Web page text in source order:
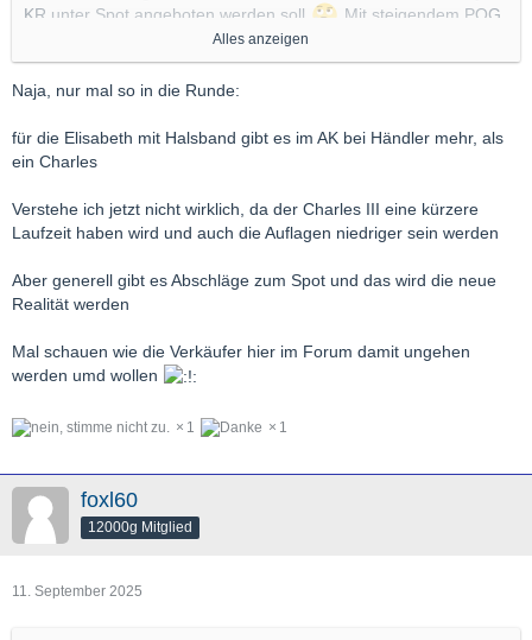
KR unter Spot angeboten werden soll
Mit steigendem POG
reduzieren sich auf jeden Fall Sammleraufschläge, aber warum
diese ehemals mit Aufschlag versehenen Kaiserreich-Münzen
nun unterPOG gehandelt werden sollen, erschließt sich mir
Elisabeth II usw.) gibt es ja weiterhin. Im Vergleich wird man
immer zu den Willis greifen oder? TOP-Erhaltungen passen sich
Auktionsergebnisse ansehen.
Goldhut
Alles anzeigen
Naja, nur mal so in die Runde:
für die Elisabeth mit Halsband gibt es im AK bei Händler mehr, als
ein Charles
Verstehe ich jetzt nicht wirklich, da der Charles III eine kürzere
Laufzeit haben wird und auch die Auflagen niedriger sein werden
Aber generell gibt es Abschläge zum Spot und das wird die neue
Realität werden
Mal schauen wie die Verkäufer hier im Forum damit ungehen
werden umd wollen
1 1
foxl60
12000g Mitglied
11. September 2025